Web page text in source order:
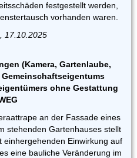
festgestellt werden,
vorhanden waren.
17.10.2025
(Kamera, Gartenlaube,
ohne Gestattung
an der Fassade eines
stehenden Gartenhauses stellt
einhergehenden Einwirkung auf
eine bauliche Veränderung im